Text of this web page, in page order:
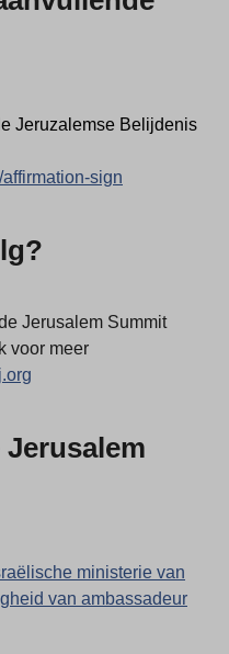
Jeruzalemse Belijdenis
sign
Jerusalem Summit
voor meer
Jerusalem
ministerie van
van ambassadeur